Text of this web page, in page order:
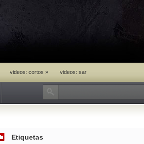
videos: cortos » videos: sar
Etiquetas